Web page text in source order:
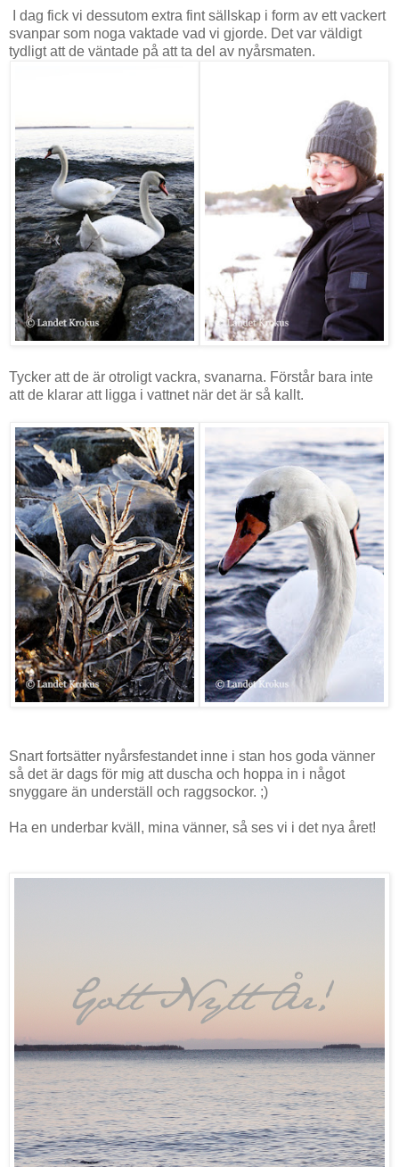
I dag fick vi dessutom extra fint sällskap i form av ett vackert
svanpar som noga vaktade vad vi gjorde. Det var väldigt
tydligt att de väntade på att ta del av nyårsmaten.
Tycker att de är otroligt vackra, svanarna. Förstår bara inte
att de klarar att ligga i vattnet när det är så kallt.
Snart fortsätter nyårsfestandet inne i stan hos goda vänner
så det är dags för mig att duscha och hoppa in i något
snyggare än underställ och raggsockor. ;)
Ha en underbar kväll, mina vänner, så ses vi i det nya året!